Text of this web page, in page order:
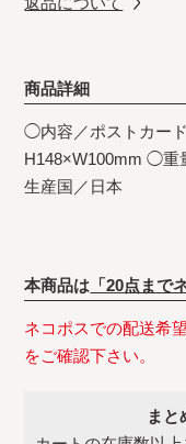
商品詳細
◯内容／ポストカー
H148×W100mm ◯
生産国／日本
本商品は 「20点まで
ネコポスでの配送希
をご確認下さい。
まと